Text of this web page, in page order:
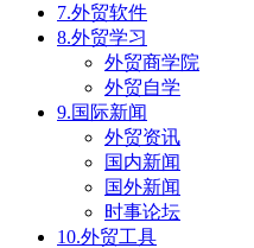
7.外贸软件
8.外贸学习
外贸商学院
外贸自学
9.国际新闻
外贸资讯
国内新闻
国外新闻
时事论坛
10.外贸工具